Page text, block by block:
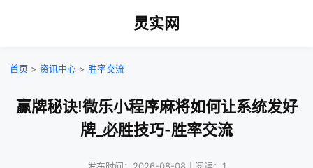
灵实网
首页 > 资讯中心 > 胜率交流
赢牌秘诀!微乐小程序麻将如何让系统发好
牌_必胜技巧-胜率交流